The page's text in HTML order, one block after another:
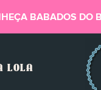
BABADOS DO
LOLA